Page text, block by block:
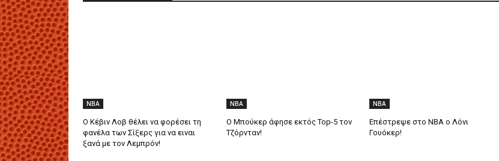
NBA
Ο Κέβιν Λοβ θέλει να φορέσει τη
φανέλα των Σίξερς για να ειναι
ξανά με τον Λεμπρόν!
NBA
Ο Μπούκερ άφησε εκτός Top-5 τον
Τζόρνταν!
NBA
Επέστρεψε στο ΝΒΑ ο Λόνι
Γουόκερ!